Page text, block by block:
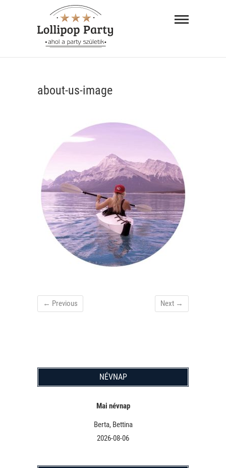
ahol a
"AHOL A PARTY SZÜLETIK"
about-us-image
← Previous Next →
NÉVNAP
Mai névnap
Berta, Bettina
2026-08-06